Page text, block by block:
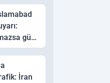
güç
İran